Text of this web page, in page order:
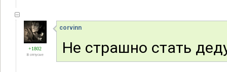
+1802
В отпуске
corvinn
Не страшно стать